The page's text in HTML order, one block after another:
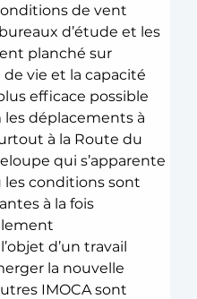
de vent
d’étude et les
planché sur
de vie et la capacité
efficace possible
déplacements à
à la Route du
qui s’apparente
les conditions sont
à la fois
d’un travail
la nouvelle
IMOCA sont